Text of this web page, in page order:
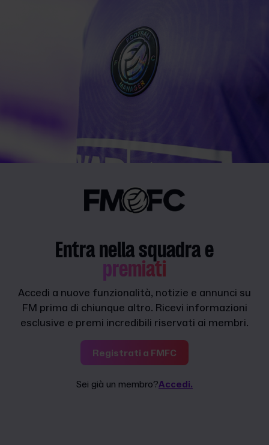
Entra nella squadra e
premiati
Accedi a nuove funzionalità, notizie e annunci su
FM prima di chiunque altro. Ricevi informazioni
esclusive e premi incredibili riservati ai membri.
Registrati a FMFC
Sei già un membro?Accedi.